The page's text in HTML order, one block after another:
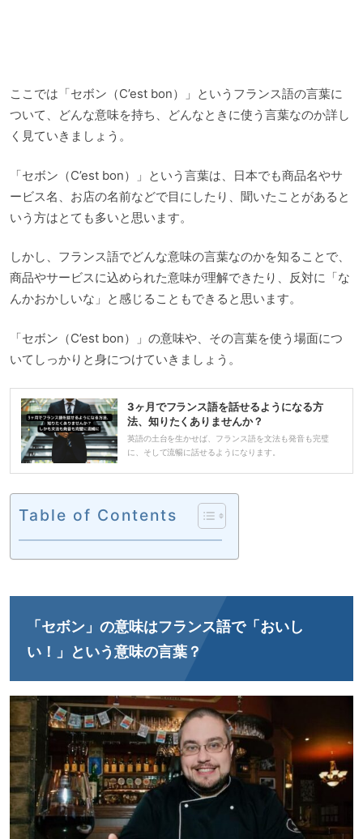
ここでは「セボン（C’est bon）」というフランス語の言葉に
ついて、どんな意味を持ち、どんなときに使う言葉なのか詳し
く見ていきましょう。
「セボン（C’est bon）」という言葉は、日本でも商品名やサ
ービス名、お店の名前などで目にしたり、聞いたことがあると
いう方はとても多いと思います。
しかし、フランス語でどんな意味の言葉なのかを知ることで、
商品やサービスに込められた意味が理解できたり、反対に「な
んかおかしいな」と感じることもできると思います。
「セボン（C’est bon）」の意味や、その言葉を使う場面につ
いてしっかりと身につけていきましょう。
3ヶ月でフランス語を話せるようになる方
法、知りたくありませんか？
英語の土台を生かせば、フランス語を文法も発音も完璧
に、そして流暢に話せるようになります。
Table of Contents
「セボン」の意味はフランス語で「おいし
い！」という意味の言葉？